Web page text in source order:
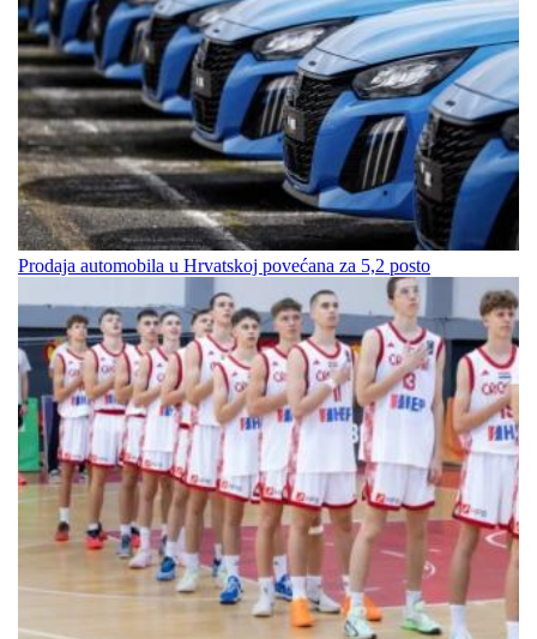
Prodaja automobila u Hrvatskoj povećana za 5,2 posto